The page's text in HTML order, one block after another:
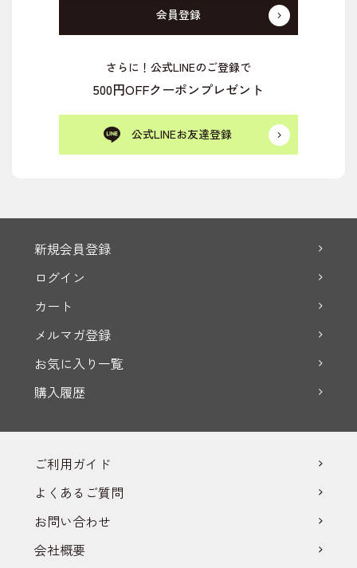
会員登録
さらに！公式LINEのご登録で
500円OFFクーポンプレゼント
公式LINEお友達登録
新規会員登録
ログイン
カート
メルマガ登録
お気に入り一覧
購入履歴
ご利用ガイド
よくあるご質問
お問い合わせ
会社概要